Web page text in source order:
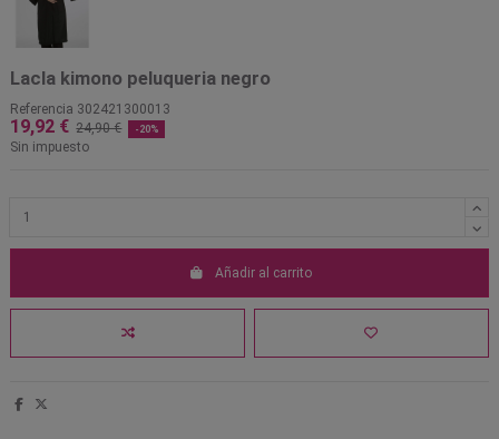
Lacla kimono peluqueria negro
Referencia 302421300013
19,92 € 24,90 € -20%
Sin impuesto
Añadir al carrito